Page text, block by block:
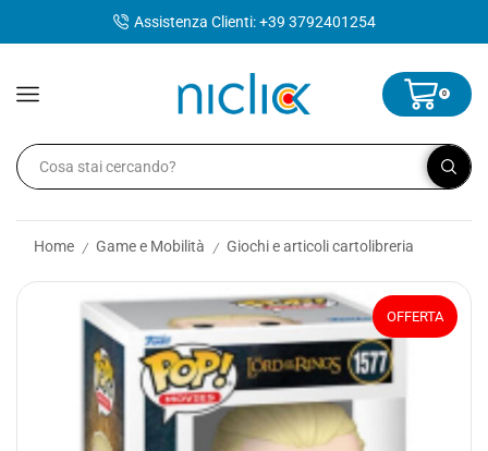
Assistenza Clienti: +39 3792401254
0
Home / Game e Mobilità / Giochi e articoli cartolibreria
OFFERTA